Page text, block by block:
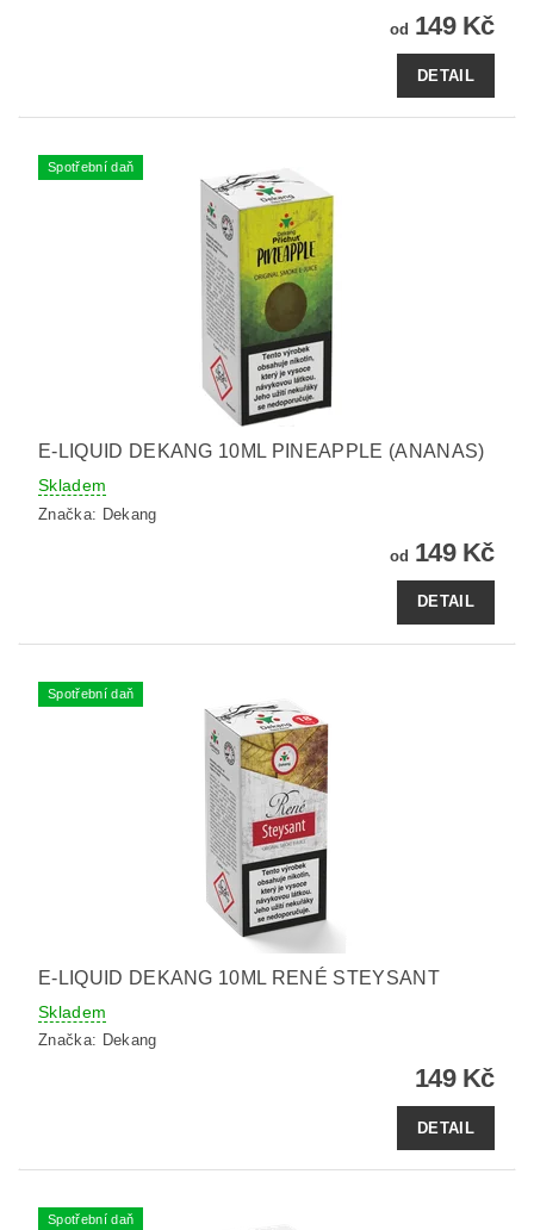
od 149 Kč
DETAIL
Spotřební daň
E-LIQUID DEKANG 10ML PINEAPPLE (ANANAS)
Skladem
Značka: Dekang
od 149 Kč
DETAIL
Spotřební daň
E-LIQUID DEKANG 10ML RENÉ STEYSANT
Skladem
Značka: Dekang
149 Kč
DETAIL
Spotřební daň